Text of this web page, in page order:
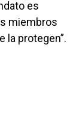
es
miembros
la protegen”.